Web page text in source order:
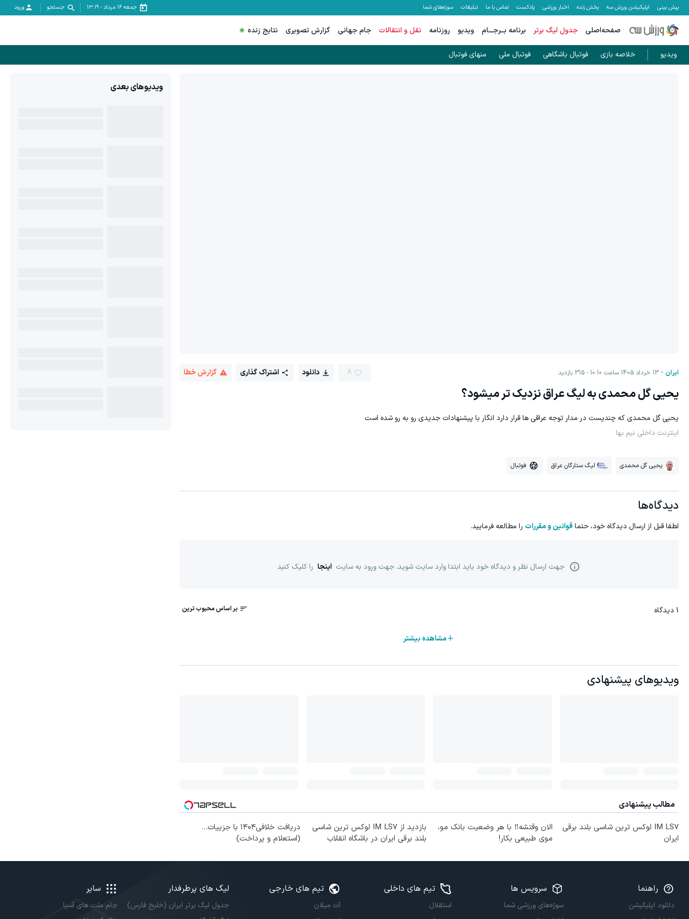
پیش بینی اپلیکیشن ورزش سه پخش زنده اخبار ورزشی پادکست تماس با ما تبلیغات سوژه‌های شما جمعه ۱۶ مرداد -
13:19 جستجو ورود
صفحه‌اصلی جدول لیگ برتر برنامه بــرجـــام ویدیو روزنامه نقل و انتقالات جام جهانی گزارش تصویری نتایج زنده
ویدیو خلاصه بازی فوتبال باشگاهی فوتبال ملی منهای فوتبال
ایران 13 خرداد 1405 ساعت 10:10 315 بازدید 8 دانلود اشتراک گذاری گزارش خطا
یحیی گل محمدی به لیگ عراق نزدیک تر میشود؟
یحیی گل محمدی که چندیست در مدار توجه عراقی ها قرار دارد انگار با پیشنهادات جدیدی رو به رو شده است
اینترنت داخلی نیم بها
یحیی گل محمدی لیگ ستارگان عراق فوتبال
دیدگاه‌ها
لطفا قبل از ارسال دیدگاه خود، حتماقوانین و مقررات را مطالعه فرمایید.
جهت ارسال نظر و دیدگاه خود باید ابتدا وارد سایت شوید. جهت ورود به سایت اینجا را کلیک کنید
1 دیدگاه
مشاهده بیشتر
ویدیوهای پیشنهادی
مطالب پیشنهادی
IM LS7 لوکس ترین شاسی بلند برقی
ایران
الان وقتشه‼️ با هر وضعیت بانک مو،
موی طبیعی بکار!
بازدید از IM LS7 لوکس ترین شاسی
بلند برقی ایران در باشگاه انقلاب
دریافت خلافی۱۴۰۴ با جزییات...
(استعلام و پرداخت)
ویدیوهای بعدی
راهنما
دانلود اپلیکیشن
سرویس ها
سوژه‌های ورزشی شما
تیم های داخلی
استقلال
تیم های خارجی
آث میلان
لیگ های پرطرفدار
جدول لیگ برتر ایران (خلیج فارس)
سایر
جام ملت های آسیا